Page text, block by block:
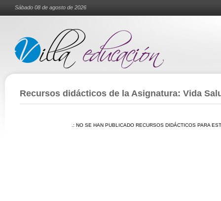
Sábado 08 de agosto de 2026
Recursos didácticos de la Asignatura: Vida
.: NO SE HAN PUBLICADO RECURSOS DIDÁCTICOS PARA